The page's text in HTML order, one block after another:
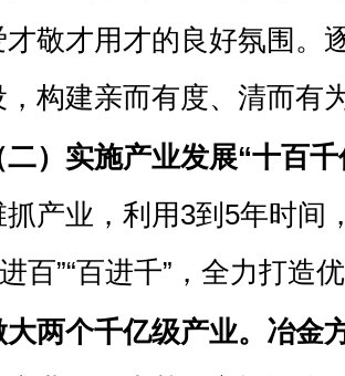
敬才用才的良好氛围。
，构建亲而有度、清而有
二）实施产业发展“十百
产业，利用3到5年时间
百”“百进千”，全力打造
两个千亿级产业。 冶金